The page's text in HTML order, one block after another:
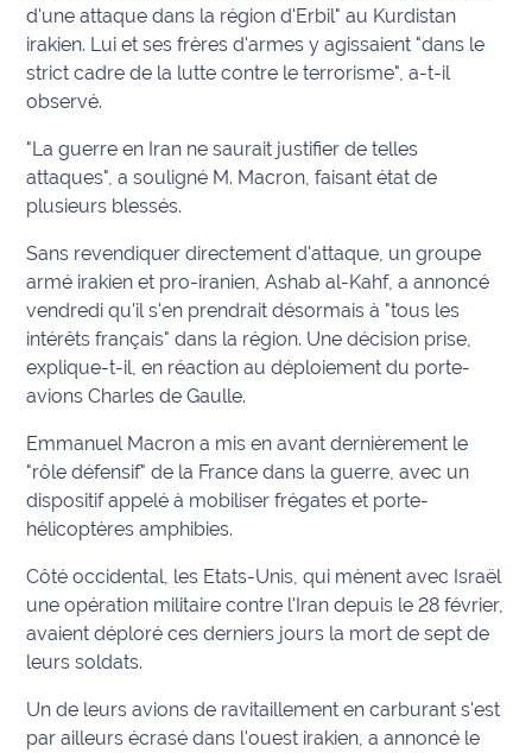
Politique
Santé
Transport
International
Défense
Municipales
Contenus
Partenaires
L'invité(e)
rédaction
Coup de
coeur
d'une attaque dans la région d'Erbil" au Kurdistan
irakien. Lui et ses frères d'armes y agissaient "dans le
strict cadre de la lutte contre le terrorisme", a-t-il
observé.
"La guerre en Iran ne saurait justifier de telles
attaques", a souligné M. Macron, faisant état de
plusieurs blessés.
Sans revendiquer directement d'attaque, un groupe
armé irakien et pro-iranien, Ashab al-Kahf, a annoncé
vendredi qu'il s'en prendrait désormais à "tous les
intérêts français" dans la région. Une décision prise,
explique-t-il, en réaction au déploiement du porte-
avions Charles de Gaulle.
Emmanuel Macron a mis en avant dernièrement le
"rôle défensif" de la France dans la guerre, avec un
dispositif appelé à mobiliser frégates et porte-
hélicoptères amphibies.
Côté occidental, les Etats-Unis, qui mènent avec Israël
une opération militaire contre l'Iran depuis le 28 février,
avaient déploré ces derniers jours la mort de sept de
leurs soldats.
Un de leurs avions de ravitaillement en carburant s'est
par ailleurs écrasé dans l'ouest irakien, a annoncé le